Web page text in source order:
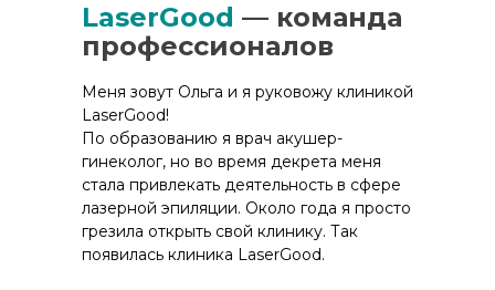
LaserGood — команда
профессионалов
Меня зовут Ольга и я руковожу клиникой
LaserGood!
По образованию я врач акушер-
гинеколог, но во время декрета меня
стала привлекать деятельность в сфере
лазерной эпиляции. Около года я просто
грезила открыть свой клинику. Так
появилась клиника LaserGood.